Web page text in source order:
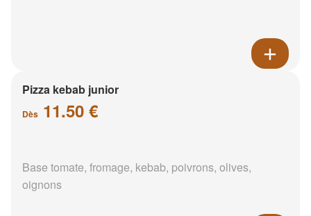
Pizza kebab junior
Dès 11.50 €
Base tomate, fromage, kebab, poivrons, olives,
oignons